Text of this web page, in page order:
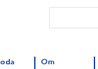
Om